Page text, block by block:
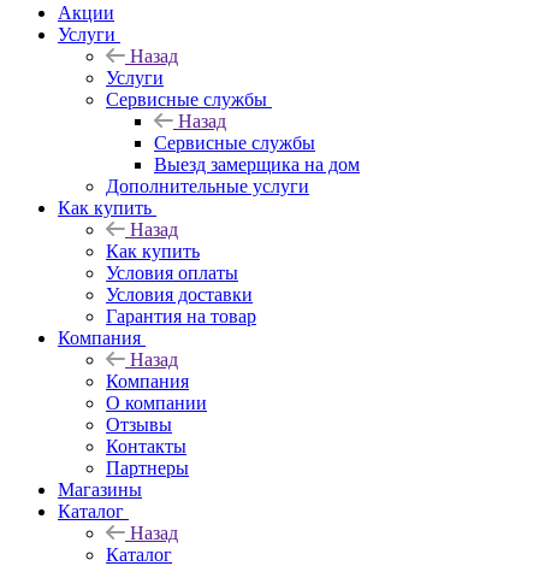
Акции
Услуги
Назад
Услуги
Сервисные службы
Назад
Сервисные службы
Выезд замерщика на дом
Дополнительные услуги
Как купить
Назад
Как купить
Условия оплаты
Условия доставки
Гарантия на товар
Компания
Назад
Компания
О компании
Отзывы
Контакты
Партнеры
Магазины
Каталог
Назад
Каталог